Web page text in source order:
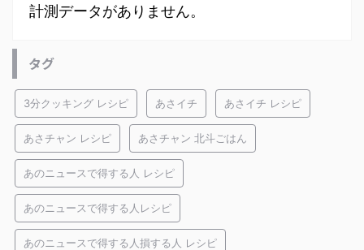
計測データがありません。
タグ
3分クッキング レシピ あさイチ あさイチ レシピ
あさチャン レシピ あさチャン 北斗ごはん
あのニュースで得する人 レシピ
あのニュースで得する人レシピ
あのニュースで得する人損する人 レシピ